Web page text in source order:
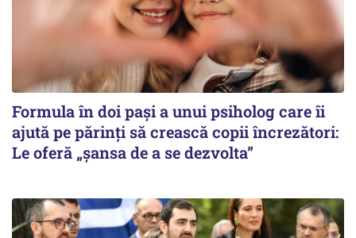
Formula în doi pași a unui psiholog care îi
ajută pe părinți să crească copii încrezători:
Le oferă „șansa de a se dezvolta”